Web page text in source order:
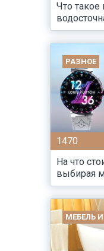
Что такое
РАЗНОЕ
1470
На что
выбирая
МЕБЕЛЬ